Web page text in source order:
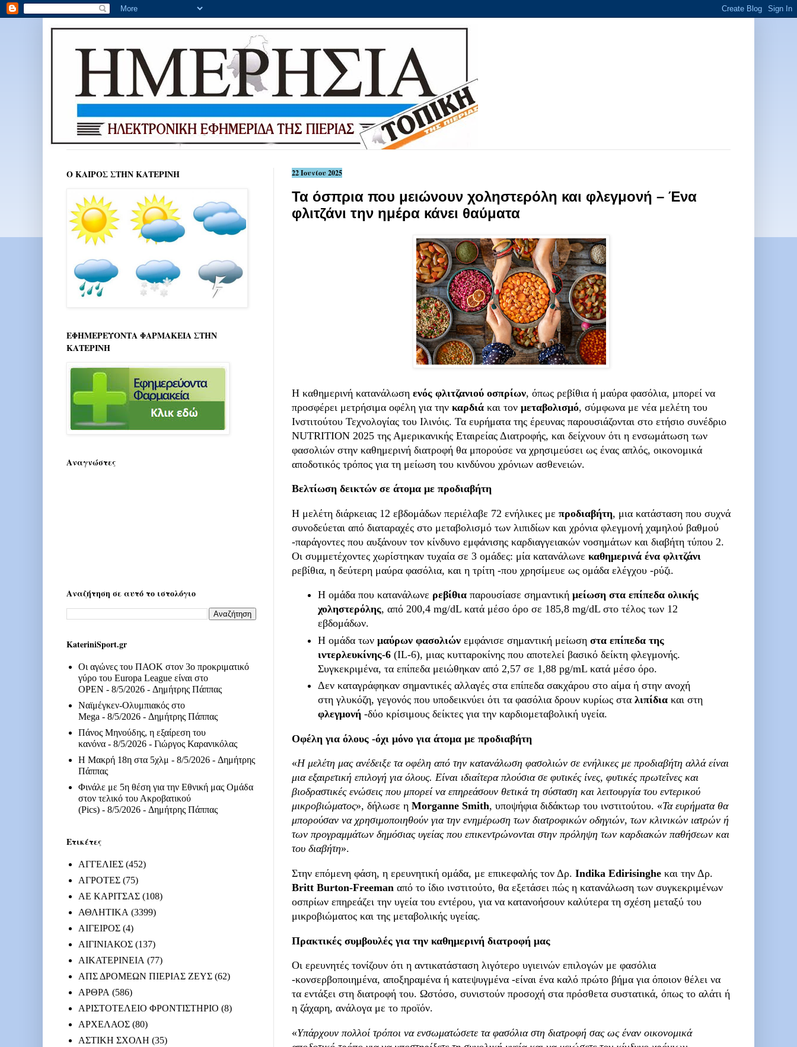
22 Ιουνίου 2025
Τα όσπρια που μειώνουν χοληστερόλη και φλεγμονή – Ένα
φλιτζάνι την ημέρα κάνει θαύματα
Η καθημερινή κατανάλωση ενός φλιτζανιού οσπρίων, όπως ρεβίθια ή μαύρα φασόλια, μπορεί να
προσφέρει μετρήσιμα οφέλη για την καρδιά και τον μεταβολισμό, σύμφωνα με νέα μελέτη του
Ινστιτούτου Τεχνολογίας του Ιλινόις. Τα ευρήματα της έρευνας παρουσιάζονται στο ετήσιο συνέδριο
NUTRITION 2025 της Αμερικανικής Εταιρείας Διατροφής, και δείχνουν ότι η ενσωμάτωση των
φασολιών στην καθημερινή διατροφή θα μπορούσε να χρησιμεύσει ως ένας απλός, οικονομικά
αποδοτικός τρόπος για τη μείωση του κινδύνου χρόνιων ασθενειών.
Βελτίωση δεικτών σε άτομα με προδιαβήτη
Η μελέτη διάρκειας 12 εβδομάδων περιέλαβε 72 ενήλικες με προδιαβήτη, μια κατάσταση που συχνά
συνοδεύεται από διαταραχές στο μεταβολισμό των λιπιδίων και χρόνια φλεγμονή χαμηλού βαθμού
-παράγοντες που αυξάνουν τον κίνδυνο εμφάνισης καρδιαγγειακών νοσημάτων και διαβήτη τύπου 2.
Οι συμμετέχοντες χωρίστηκαν τυχαία σε 3 ομάδες: μία κατανάλωνε καθημερινά ένα φλιτζάνι
ρεβίθια, η δεύτερη μαύρα φασόλια, και η τρίτη -που χρησίμευε ως ομάδα ελέγχου -ρύζι.
Η ομάδα που κατανάλωνε ρεβίθια παρουσίασε σημαντική μείωση στα επίπεδα ολικής
χοληστερόλης, από 200,4 mg/dL κατά μέσο όρο σε 185,8 mg/dL στο τέλος των 12
εβδομάδων.
Η ομάδα των μαύρων φασολιών εμφάνισε σημαντική μείωση στα επίπεδα της
ιντερλευκίνης-6 (IL-6), μιας κυτταροκίνης που αποτελεί βασικό δείκτη φλεγμονής.
Συγκεκριμένα, τα επίπεδα μειώθηκαν από 2,57 σε 1,88 pg/mL κατά μέσο όρο.
Δεν καταγράφηκαν σημαντικές αλλαγές στα επίπεδα σακχάρου στο αίμα ή στην ανοχή
στη γλυκόζη, γεγονός που υποδεικνύει ότι τα φασόλια δρουν κυρίως στα λιπίδια και στη
φλεγμονή -δύο κρίσιμους δείκτες για την καρδιομεταβολική υγεία.
Οφέλη για όλους -όχι μόνο για άτομα με προδιαβήτη
«Η μελέτη μας ανέδειξε τα οφέλη από την κατανάλωση φασολιών σε ενήλικες με προδιαβήτη αλλά είναι
μια εξαιρετική επιλογή για όλους. Είναι ιδιαίτερα πλούσια σε φυτικές ίνες, φυτικές πρωτεΐνες και
βιοδραστικές ενώσεις που μπορεί να επηρεάσουν θετικά τη σύσταση και λειτουργία του εντερικού
μικροβιώματος», δήλωσε η Morganne Smith, υποψήφια διδάκτωρ του ινστιτούτου. «Τα ευρήματα θα
μπορούσαν να χρησιμοποιηθούν για την ενημέρωση των διατροφικών οδηγιών, των κλινικών ιατρών ή
των προγραμμάτων δημόσιας υγείας που επικεντρώνονται στην πρόληψη των καρδιακών παθήσεων και
του διαβήτη».
Στην επόμενη φάση, η ερευνητική ομάδα, με επικεφαλής τον Δρ. Indika Edirisinghe και την Δρ.
Britt Burton-Freeman από το ίδιο ινστιτούτο, θα εξετάσει πώς η κατανάλωση των συγκεκριμένων
οσπρίων επηρεάζει την υγεία του εντέρου, για να κατανοήσουν καλύτερα τη σχέση μεταξύ του
μικροβιώματος και της μεταβολικής υγείας.
Πρακτικές συμβουλές για την καθημερινή διατροφή μας
Οι ερευνητές τονίζουν ότι η αντικατάσταση λιγότερο υγιεινών επιλογών με φασόλια
-κονσερβοποιημένα, αποξηραμένα ή κατεψυγμένα -είναι ένα καλό πρώτο βήμα για όποιον θέλει να
τα εντάξει στη διατροφή του. Ωστόσο, συνιστούν προσοχή στα πρόσθετα συστατικά, όπως το αλάτι ή
η ζάχαρη, ανάλογα με το προϊόν.
«Υπάρχουν πολλοί τρόποι να ενσωματώσετε τα φασόλια στη διατροφή σας ως έναν οικονομικά
Ο ΚΑΙΡΟΣ ΣΤΗΝ ΚΑΤΕΡΙΝΗ
ΕΦΗΜΕΡΕΥΟΝΤΑ ΦΑΡΜΑΚΕΙΑ ΣΤΗΝ
ΚΑΤΕΡΙΝΗ
Αναγνώστες
Αναζήτηση σε αυτό το ιστολόγιο
KateriniSport.gr
Οι αγώνες του ΠΑΟΚ στον 3ο προκριματικό
γύρο του Europa League είναι στο
OPEN - 8/5/2026 - Δημήτρης Πάππας
Ναϊμέγκεν-Ολυμπιακός στο
Mega - 8/5/2026 - Δημήτρης Πάππας
Πάνος Μηνούδης, η εξαίρεση του
κανόνα - 8/5/2026 - Γιώργος Καρανικόλας
Η Μακρή 18η στα 5χλμ - 8/5/2026 - Δημήτρης
Πάππας
Φινάλε με 5η θέση για την Εθνική μας Ομάδα
στον τελικό του Ακροβατικού
(Pics) - 8/5/2026 - Δημήτρης Πάππας
Ετικέτες
ΑΓΓΕΛΙΕΣ (452)
ΑΓΡΟΤΕΣ (75)
ΑΕ ΚΑΡΙΤΣΑΣ (108)
ΑΘΛΗΤΙΚΑ (3399)
ΑΙΓΕΙΡΟΣ (4)
ΑΙΓΙΝΙΑΚΟΣ (137)
ΑΙΚΑΤΕΡΙΝΕΙΑ (77)
ΑΠΣ ΔΡΟΜΕΩΝ ΠΙΕΡΙΑΣ ΖΕΥΣ (62)
ΑΡΘΡΑ (586)
ΑΡΙΣΤΟΤΕΛΕΙΟ ΦΡΟΝΤΙΣΤΗΡΙΟ (8)
ΑΡΧΕΛΑΟΣ (80)
ΑΣΤΙΚΗ ΣΧΟΛΗ (35)